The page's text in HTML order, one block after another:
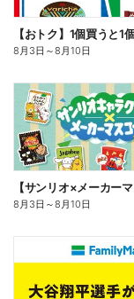
8月3日 ～8月10日
8月3日 ～8月10日